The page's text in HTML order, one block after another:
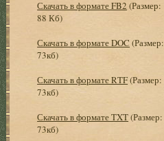
Скачать в формате FB2 (Размер:
88 Кб)
Скачать в формате DOC (Размер:
73кб)
Скачать в формате RTF(Размер:
73кб)
Скачать в формате TXT(Размер:
73кб)